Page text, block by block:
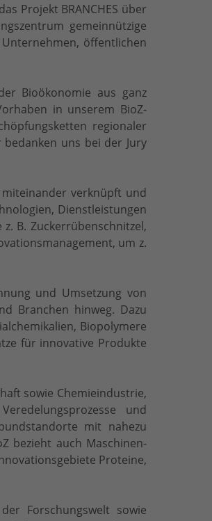
Projekt BRANCHES über
gemeinnützige
öffentlichen
Bioökonomie aus ganz
in unserem BioZ-
regionaler
uns bei der Jury
verknüpft und
Dienstleistungen
B. Zuckerrübenschnitzel,
um z.
und Umsetzung von
Branchen hinweg. Dazu
Biopolymere
für innovative Produkte
sowie Chemieindustrie,
und
mit nahezu
bezieht auch Maschinen-
Proteine,
Forschungswelt sowie